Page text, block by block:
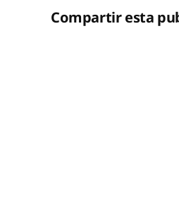
Compartir esta